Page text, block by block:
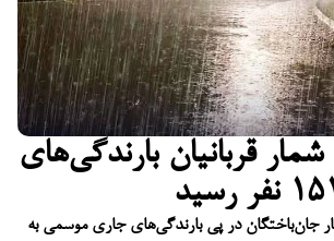
قربانیان بارندگی‌های
جان‌باختگان در پی بارندگی‌های جاری موسمی به